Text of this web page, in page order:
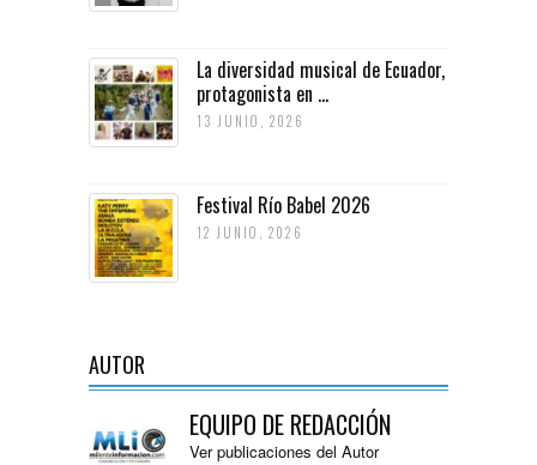
La diversidad musical de Ecuador,
protagonista en ...
13 JUNIO, 2026
Festival Río Babel 2026
12 JUNIO, 2026
AUTOR
EQUIPO DE REDACCIÓN
Ver publicaciones del Autor